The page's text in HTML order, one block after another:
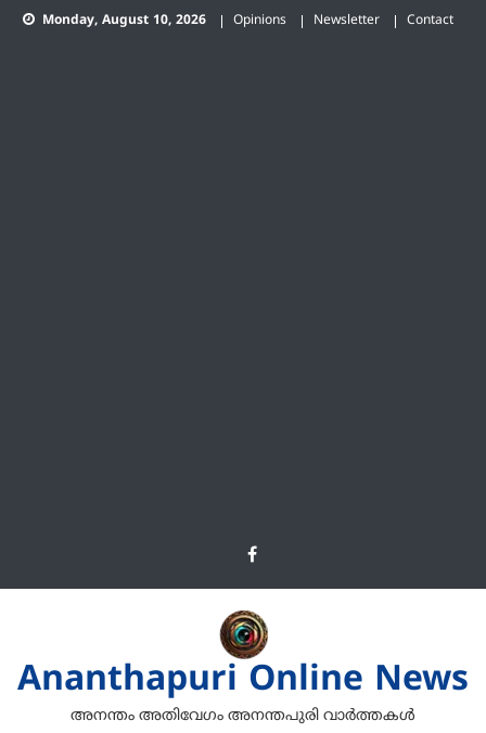
Skip
Monday, August 10, 2026 Opinions Newsletter Contact
Ananthapuri Online News
അനന്തം അതിവേഗം അനന്തപുരി വാര്‍ത്തകള്‍